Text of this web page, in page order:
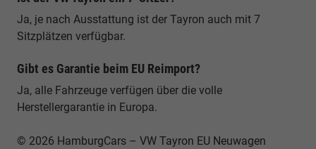
Ja, je nach Ausstattung ist der Tayron auch mit 7
Sitzplätzen verfügbar.
Gibt es Garantie beim EU Reimport?
Ja, alle Fahrzeuge verfügen über die volle
Herstellergarantie in Europa.
© 2026 HamburgCars – VW Tayron EU Neuwagen